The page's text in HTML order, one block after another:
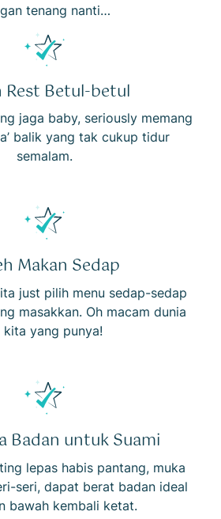
tenang nanti…
Rest Betul-betul
jaga baby, seriously memang
balik yang tak cukup tidur
semalam.
Makan Sedap
just pilih menu sedap-sedap
masakkan. Oh macam dunia
kita yang punya!
Badan untuk Suami
lepas habis pantang, muka
seri, dapat berat badan ideal
bawah kembali ketat.